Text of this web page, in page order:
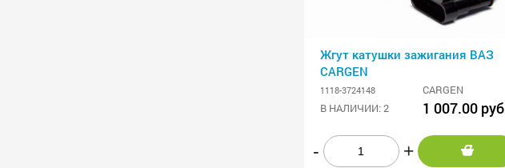
Жгут катушки зажигания ВАЗ
CARGEN
1118-3724148
CARGEN
В НАЛИЧИИ: 2
1 007.00 руб
- +